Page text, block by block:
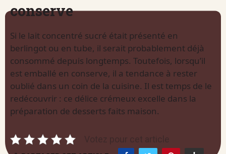
conserve
Si le lait concentré sucré était présenté en
berlingot ou en tube, il serait probablement déjà
consommé depuis longtemps. Toutefois, lorsqu’il
est emballé en conserve, il a tendance à rester
oublié dans un coin de la cuisine. Il est temps de le
redécouvrir : ce délice crémeux excelle dans la
préparation de desserts faits maison.
Votez pour cet article